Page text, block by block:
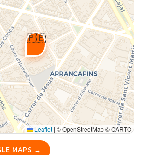
🇵🇪
Leaflet | © OpenStreetMap © CARTO
MAPS →